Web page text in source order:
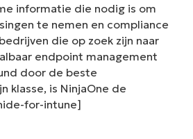
informatie die nodig is om
te nemen en compliance
die op zoek zijn naar
endpoint management
door de beste
klasse, is NinjaOne de
for-intune]